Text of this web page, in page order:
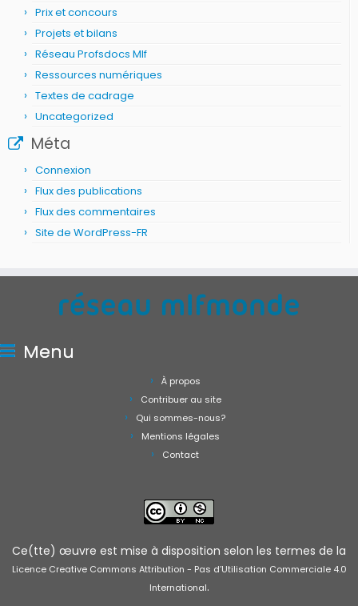
Prix et concours
Projets et bilans
Réseau Profsdocs Mlf
Ressources numériques
Textes de cadrage
Uncategorized
Méta
Connexion
Flux des publications
Flux des commentaires
Site de WordPress-FR
Menu
À propos
Contribuer au site
Qui sommes-nous?
Mentions légales
Contact
Ce(tte) œuvre est mise à disposition selon les termes de la
Licence Creative Commons Attribution - Pas d’Utilisation Commerciale 4.0
International.